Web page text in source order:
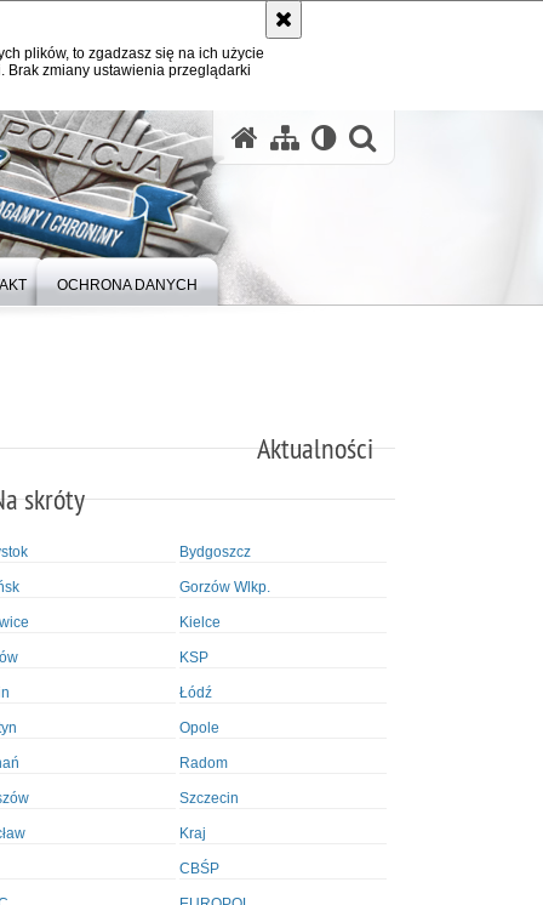
plików, to zgadzasz się na ich użycie
zmiany ustawienia przeglądarki
OCHRONA DANYCH
Aktualności
skróty
Bydgoszcz
Gorzów Wlkp.
Kielce
KSP
Łódź
Opole
Radom
Szczecin
Kraj
CBŚP